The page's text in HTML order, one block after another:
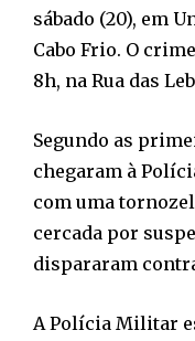
sábado (20), em
Cabo Frio. O
8h, na Rua das
Segundo as
chegaram à
com uma
cercada por
dispararam
A Polícia Militar